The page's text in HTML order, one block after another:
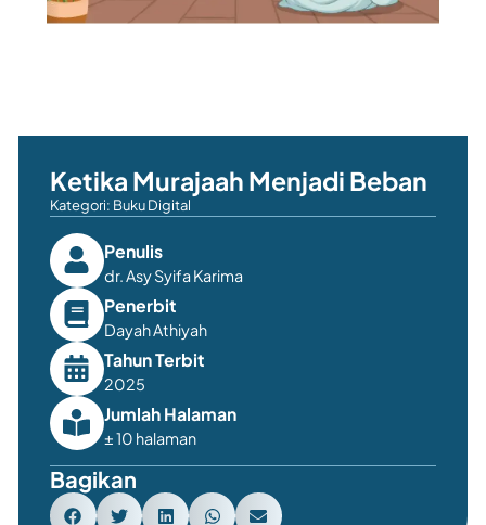
Ketika Murajaah Menjadi Beban
Kategori: Buku Digital
Penulis
dr. Asy Syifa Karima
Penerbit
Dayah Athiyah
Tahun Terbit
2025
Jumlah Halaman
± 10 halaman
Bagikan